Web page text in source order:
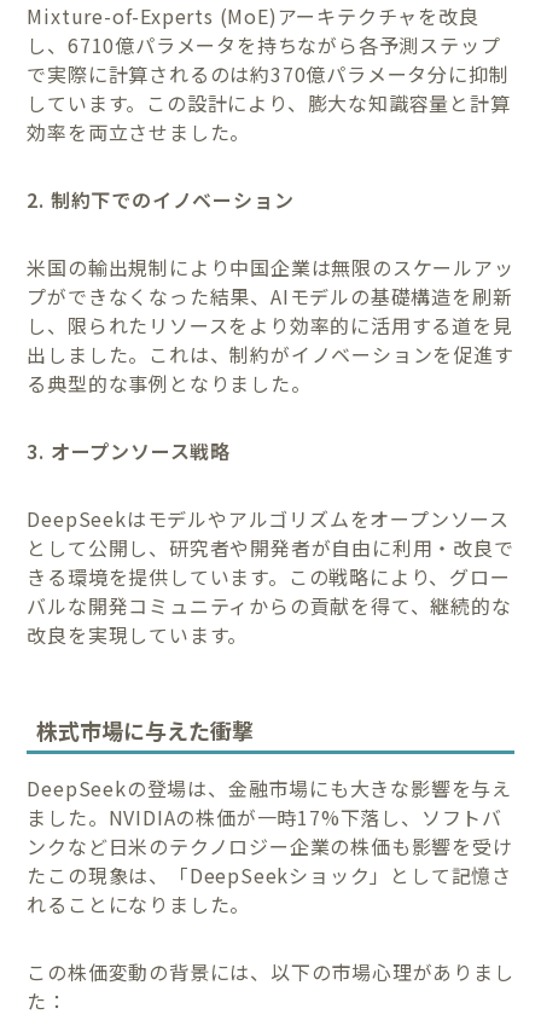
Mixture-of-Experts (MoE)アーキテクチャを改良
し、6710億パラメータを持ちながら各予測ステップ
で実際に計算されるのは約370億パラメータ分に抑制
しています。この設計により、膨大な知識容量と計算
効率を両立させました。
2. 制約下でのイノベーション
米国の輸出規制により中国企業は無限のスケールアッ
プができなくなった結果、AIモデルの基礎構造を刷新
し、限られたリソースをより効率的に活用する道を見
出しました。これは、制約がイノベーションを促進す
る典型的な事例となりました。
3. オープンソース戦略
DeepSeekはモデルやアルゴリズムをオープンソース
として公開し、研究者や開発者が自由に利用・改良で
きる環境を提供しています。この戦略により、グロー
バルな開発コミュニティからの貢献を得て、継続的な
改良を実現しています。
株式市場に与えた衝撃
DeepSeekの登場は、金融市場にも大きな影響を与え
ました。NVIDIAの株価が一時17%下落し、ソフトバ
ンクなど日米のテクノロジー企業の株価も影響を受け
たこの現象は、「DeepSeekショック」として記憶さ
れることになりました。
この株価変動の背景には、以下の市場心理がありまし
た：